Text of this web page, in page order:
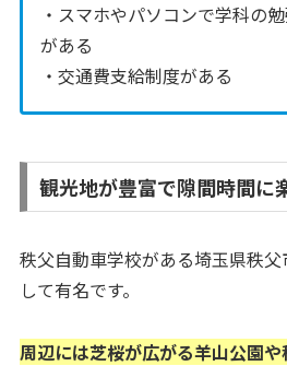
・スマホやパソコンで学科の
がある
・交通費支給制度がある
観光地が豊富で隙間時間に
秩父自動車学校がある埼玉県秩
して有名です。
周辺には芝桜が広がる羊山公園